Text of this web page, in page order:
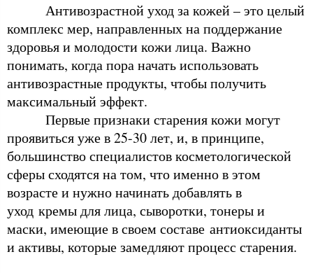
Антивозрастной уход за кожей – это целый
комплекс мер, направленных на поддержание
здоровья и молодости кожи лица. Важно
понимать, когда пора начать использовать
антивозрастные продукты, чтобы получить
максимальный эффект.
Первые признаки старения кожи могут
проявиться уже в 25-30 лет, и, в принципе,
большинство специалистов косметологической
сферы сходятся на том, что именно в этом
возрасте и нужно начинать добавлять в
уход кремы для лица, сыворотки, тонеры и
маски, имеющие в своем составе антиоксиданты
и активы, которые замедляют процесс старения.